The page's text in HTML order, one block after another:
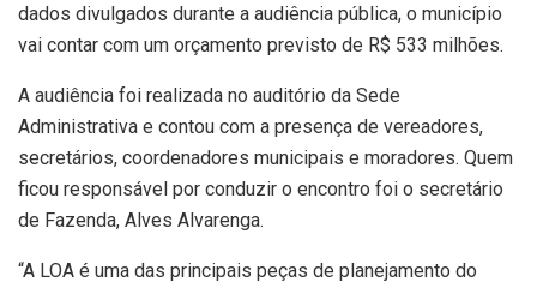
dados divulgados durante a audiência pública, o município
vai contar com um orçamento previsto de R$ 533 milhões.
A audiência foi realizada no auditório da Sede
Administrativa e contou com a presença de vereadores,
secretários, coordenadores municipais e moradores. Quem
ficou responsável por conduzir o encontro foi o secretário
de Fazenda, Alves Alvarenga.
“A LOA é uma das principais peças de planejamento do